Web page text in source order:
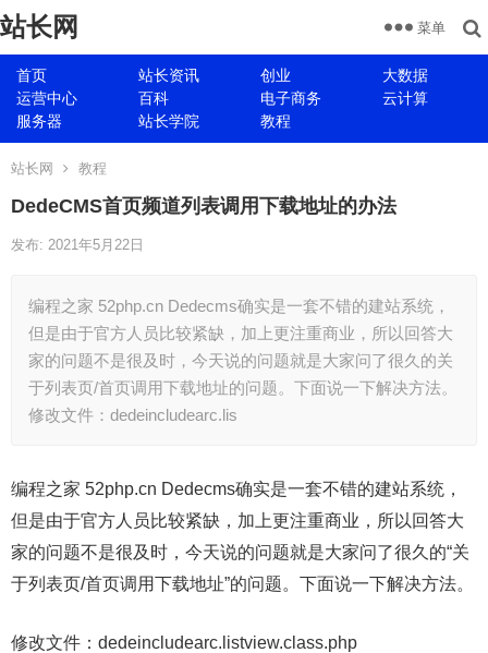
站长网
首页 站长资讯 创业
大数据
运营中心
百科 电子商务
云计算
服务器
站长学院 教程
菜单
站长网 教程
DedeCMS首页频道列表调用下载地址的办法
发布: 2021年5月22日
编程之家 52php.cn Dedecms确实是一套不错的建站系统，
但是由于官方人员比较紧缺，加上更注重商业，所以回答大
家的问题不是很及时，今天说的问题就是大家问了很久的关
于列表页/首页调用下载地址的问题。下面说一下解决方法。
修改文件：dedeincludearc.lis
编程之家 52php.cn Dedecms确实是一套不错的建站系统，
但是由于官方人员比较紧缺，加上更注重商业，所以回答大
家的问题不是很及时，今天说的问题就是大家问了很久的“关
于列表页/首页调用下载地址”的问题。下面说一下解决方法。
修改文件：dedeincludearc.listview.class.php